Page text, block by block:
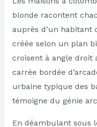
blonde racontent
auprès d’un habitant
créée selon un plan
croisent à angle droit
carrée bordée
urbaine typique des
témoigne du génie
En déambulant sous